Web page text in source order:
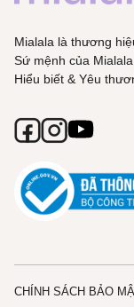
Mialala là thương
Sứ mệnh của
Hiểu biết & Yêu
CHÍNH SÁCH BẢO